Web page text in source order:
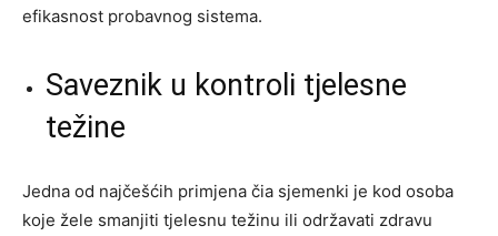
efikasnost probavnog sistema.
Saveznik u kontroli tjelesne
težine
Jedna od najčešćih primjena čia sjemenki je kod osoba
koje žele smanjiti tjelesnu težinu ili održavati zdravu